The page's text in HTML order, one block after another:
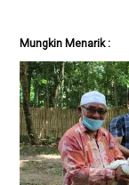
Mungkin Menarik :